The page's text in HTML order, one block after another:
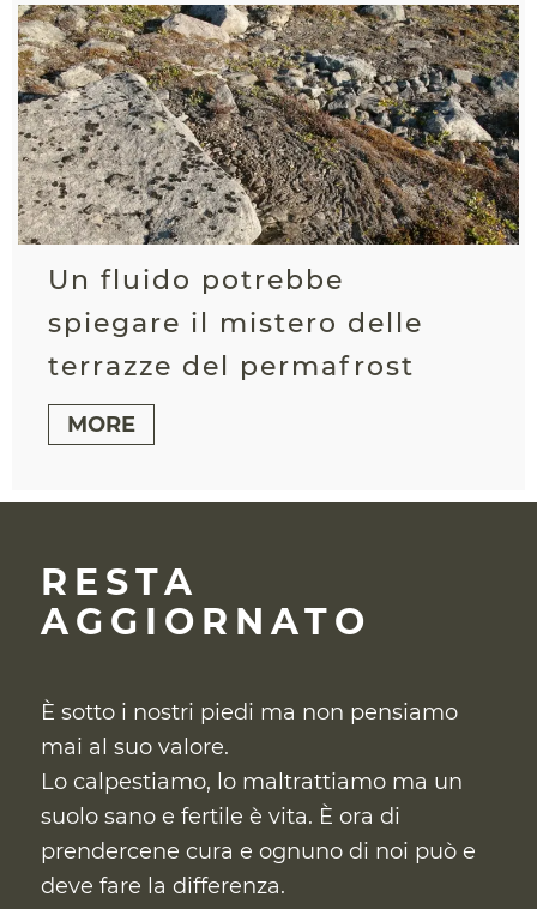
Un fluido potrebbe
spiegare il mistero delle
terrazze del permafrost
MORE
RESTA
AGGIORNATO
È sotto i nostri piedi ma non pensiamo
mai al suo valore.
Lo calpestiamo, lo maltrattiamo ma un
suolo sano e fertile è vita. È ora di
prendercene cura e ognuno di noi può e
deve fare la differenza.